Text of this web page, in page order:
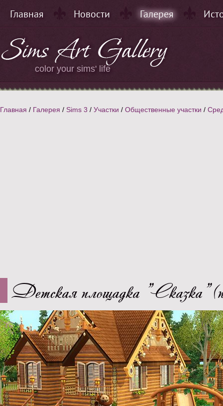
Главная Новости Галерея
color your sims' life
Главная / Галерея / Sims 3 / Участки / Общественные участки /
Детская площадка "Сказка"